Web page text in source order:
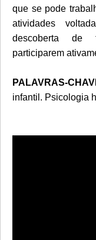
que se pode
atividades
descoberta de
participarem
PALAVRAS-
infantil. Psicologia